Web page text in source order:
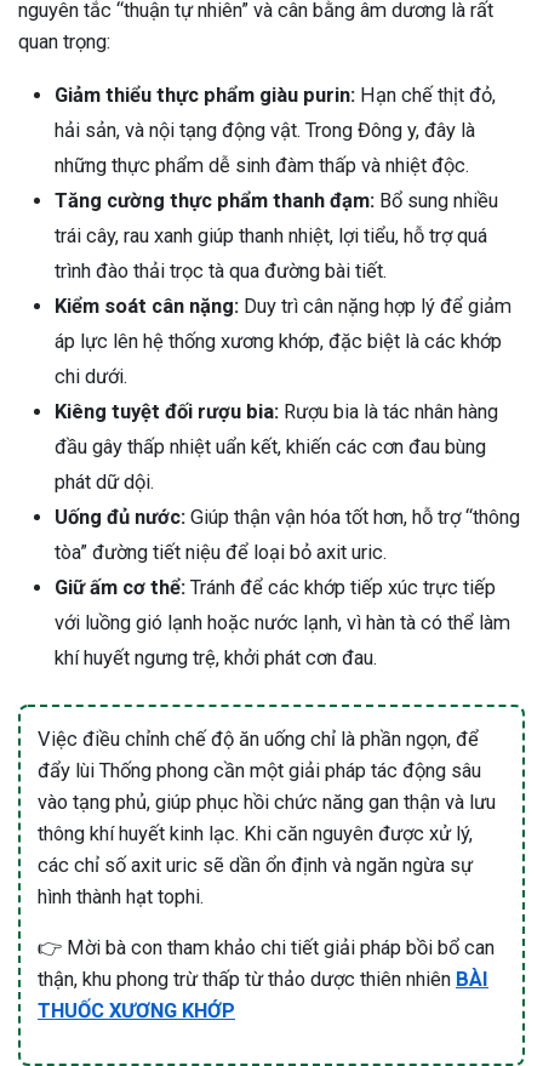
nguyên tắc “thuận tự nhiên” và cân bằng âm dương là rất
quan trọng:
Giảm thiểu thực phẩm giàu purin: Hạn chế thịt đỏ,
hải sản, và nội tạng động vật. Trong Đông y, đây là
những thực phẩm dễ sinh đàm thấp và nhiệt độc.
Tăng cường thực phẩm thanh đạm: Bổ sung nhiều
trái cây, rau xanh giúp thanh nhiệt, lợi tiểu, hỗ trợ quá
trình đào thải trọc tà qua đường bài tiết.
Kiểm soát cân nặng: Duy trì cân nặng hợp lý để giảm
áp lực lên hệ thống xương khớp, đặc biệt là các khớp
chi dưới.
Kiêng tuyệt đối rượu bia: Rượu bia là tác nhân hàng
đầu gây thấp nhiệt uẩn kết, khiến các cơn đau bùng
phát dữ dội.
Uống đủ nước: Giúp thận vận hóa tốt hơn, hỗ trợ “thông
tòa” đường tiết niệu để loại bỏ axit uric.
Giữ ấm cơ thể: Tránh để các khớp tiếp xúc trực tiếp
với luồng gió lạnh hoặc nước lạnh, vì hàn tà có thể làm
khí huyết ngưng trệ, khởi phát cơn đau.
Việc điều chỉnh chế độ ăn uống chỉ là phần ngọn, để
đẩy lùi Thống phong cần một giải pháp tác động sâu
vào tạng phủ, giúp phục hồi chức năng gan thận và lưu
thông khí huyết kinh lạc. Khi căn nguyên được xử lý,
các chỉ số axit uric sẽ dần ổn định và ngăn ngừa sự
hình thành hạt tophi.
👉 Mời bà con tham khảo chi tiết giải pháp bồi bổ can
thận, khu phong trừ thấp từ thảo dược thiên nhiên BÀI
THUỐC XƯƠNG KHỚP